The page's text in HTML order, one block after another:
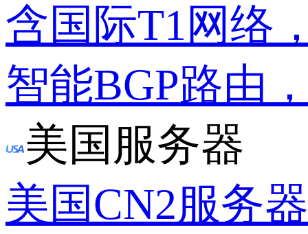
含国际T1网络
智能BGP路由
美国服务器
美国CN2服务器